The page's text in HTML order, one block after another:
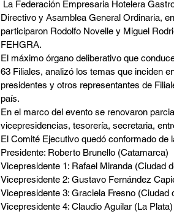
Directivo y Asamblea General Ordinaria,
participaron Rodolfo Novelle y Miguel
FEHGRA.
El máximo órgano deliberativo que
63 Filiales, analizó los temas que inciden
presidentes y otros representantes de
país.
En el marco del evento se renovaron
vicepresidencias, tesorería, secretaria,
El Comité Ejecutivo quedó conformado de
Presidente: Roberto Brunello (Catamarca)
Vicepresidente 1: Rafael Miranda (Ciudad
Vicepresidente 2: Gustavo Fernández
Vicepresidente 3: Graciela Fresno (Ciudad
Vicepresidente 4: Claudio Aguilar (La Plata)